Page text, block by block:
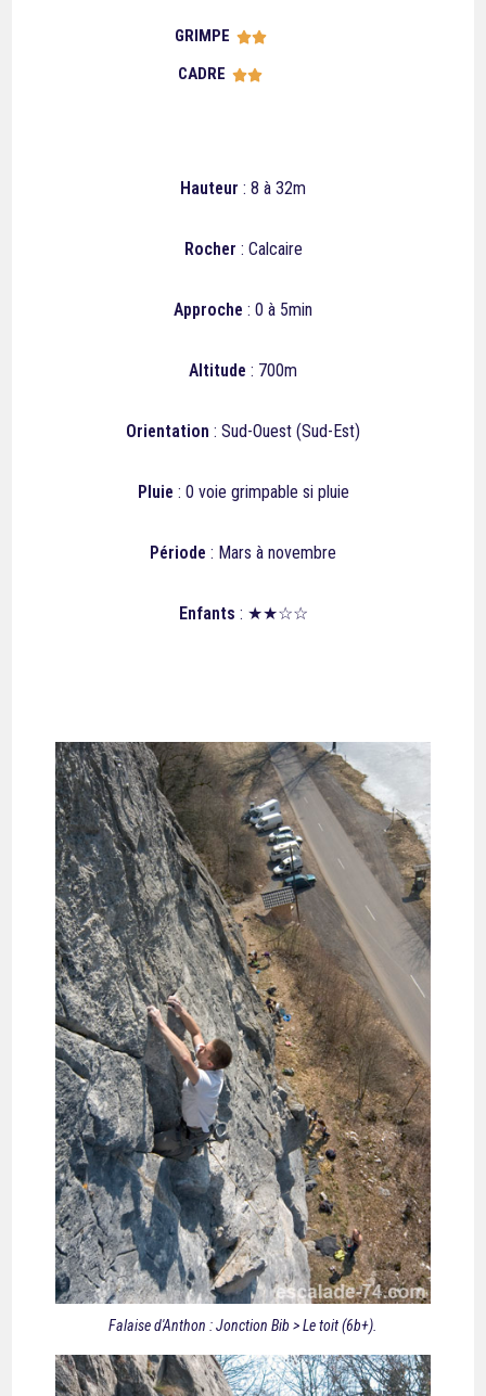
GRIMPE 
CADRE 
Hauteur : 8 à 32m
Rocher : Calcaire
Approche : 0 à 5min
Altitude : 700m
Orientation : Sud-Ouest (Sud-Est)
Pluie : 0 voie grimpable si pluie
Période : Mars à novembre
Enfants : ★★☆☆
Falaise d'Anthon : Jonction Bib > Le toit (6b+).